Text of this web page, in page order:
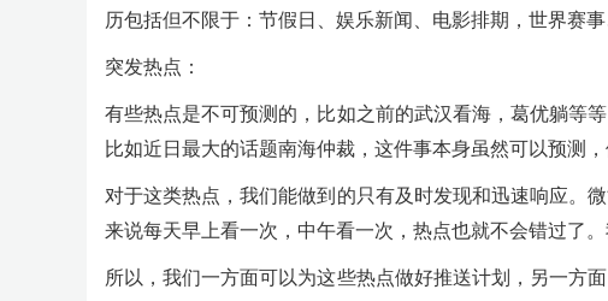
历包括但不限于：节假日、娱乐新闻、电影排期，世界赛
突发热点：
有些热点是不可预测的，比如之前的武汉看海，葛优躺等
比如近日最大的话题南海仲裁，这件事本身虽然可以预测
对于这类热点，我们能做到的只有及时发现和迅速响应。
来说每天早上看一次，中午看一次，热点也就不会错过了
所以，我们一方面可以为这些热点做好推送计划，另一方